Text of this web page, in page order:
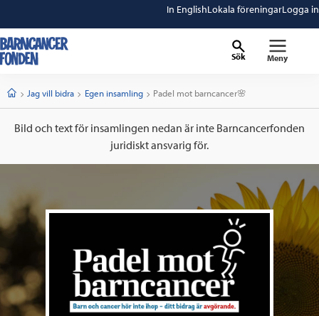
In EnglishLokala föreningarLogga in
Sök Meny
StartJag vill bidra Egen insamling Current:
Padel mot barncancer🌸
Bild och text för insamlingen nedan är inte Barncancerfonden
juridiskt ansvarig för.